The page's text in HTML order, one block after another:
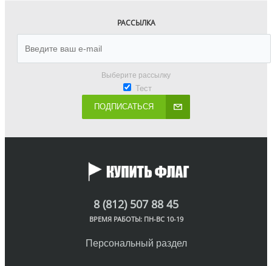
РАССЫЛКА
Выберите рассылку
Тест
ПОДПИСАТЬСЯ
8 (812) 507 88 45
ВРЕМЯ РАБОТЫ: ПН-ВС 10-19
Персональный раздел